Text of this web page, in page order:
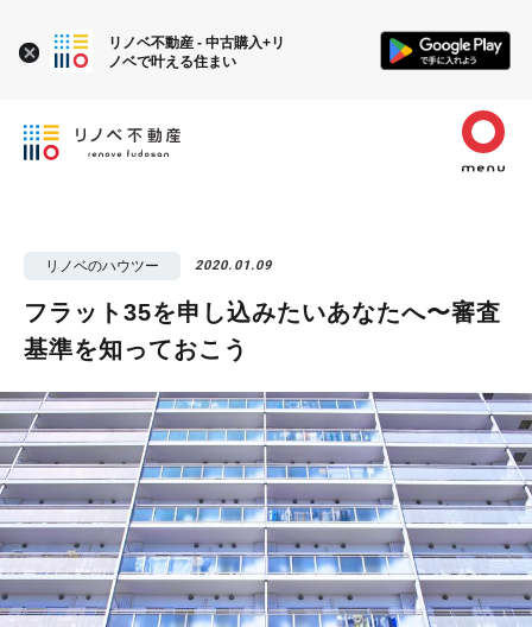
リノベのハウツー 2020.01.09
フラット35を申し込みたいあなたへ〜審査
基準を知っておこう
リノベ不動産 - 中古購入+リ
ノベで叶える住まい